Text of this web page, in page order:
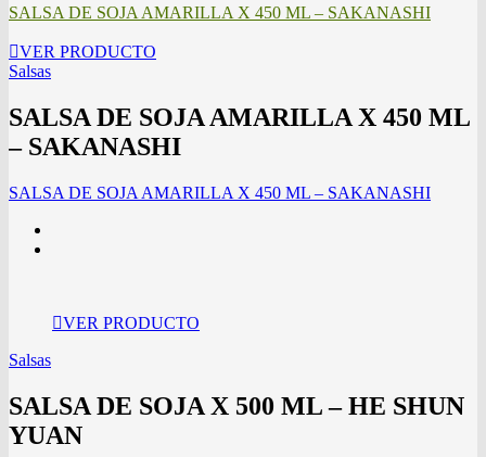
SALSA DE SOJA AMARILLA X 450 ML – SAKANASHI
VER PRODUCTO
Salsas
SALSA DE SOJA AMARILLA X 450 ML
– SAKANASHI
SALSA DE SOJA AMARILLA X 450 ML – SAKANASHI
VER PRODUCTO
Salsas
SALSA DE SOJA X 500 ML – HE SHUN
YUAN